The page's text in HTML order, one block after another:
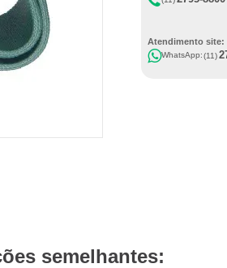
Atendimento site:
WhatsApp:(11)
semelhantes: